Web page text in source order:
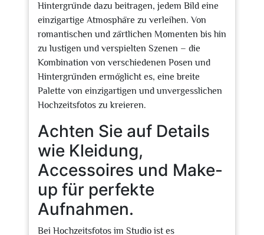
Hintergründe dazu beitragen, jedem Bild eine
einzigartige Atmosphäre zu verleihen. Von
romantischen und zärtlichen Momenten bis hin
zu lustigen und verspielten Szenen – die
Kombination von verschiedenen Posen und
Hintergründen ermöglicht es, eine breite
Palette von einzigartigen und unvergesslichen
Hochzeitsfotos zu kreieren.
Achten Sie auf Details
wie Kleidung,
Accessoires und Make-
up für perfekte
Aufnahmen.
Bei Hochzeitsfotos im Studio ist es